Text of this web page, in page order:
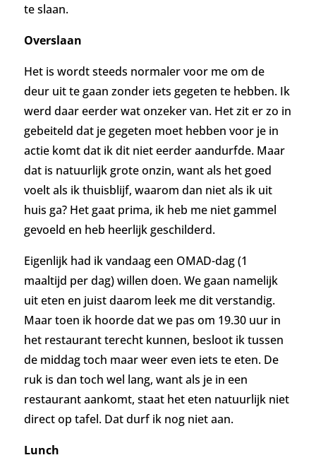
te slaan.
Overslaan
Het is wordt steeds normaler voor me om de
deur uit te gaan zonder iets gegeten te hebben. Ik
werd daar eerder wat onzeker van. Het zit er zo in
gebeiteld dat je gegeten moet hebben voor je in
actie komt dat ik dit niet eerder aandurfde. Maar
dat is natuurlijk grote onzin, want als het goed
voelt als ik thuisblijf, waarom dan niet als ik uit
huis ga? Het gaat prima, ik heb me niet gammel
gevoeld en heb heerlijk geschilderd.
Eigenlijk had ik vandaag een OMAD-dag (1
maaltijd per dag) willen doen. We gaan namelijk
uit eten en juist daarom leek me dit verstandig.
Maar toen ik hoorde dat we pas om 19.30 uur in
het restaurant terecht kunnen, besloot ik tussen
de middag toch maar weer even iets te eten. De
ruk is dan toch wel lang, want als je in een
restaurant aankomt, staat het eten natuurlijk niet
direct op tafel. Dat durf ik nog niet aan.
Lunch